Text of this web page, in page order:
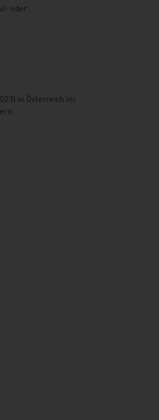
oder
in Österreich im